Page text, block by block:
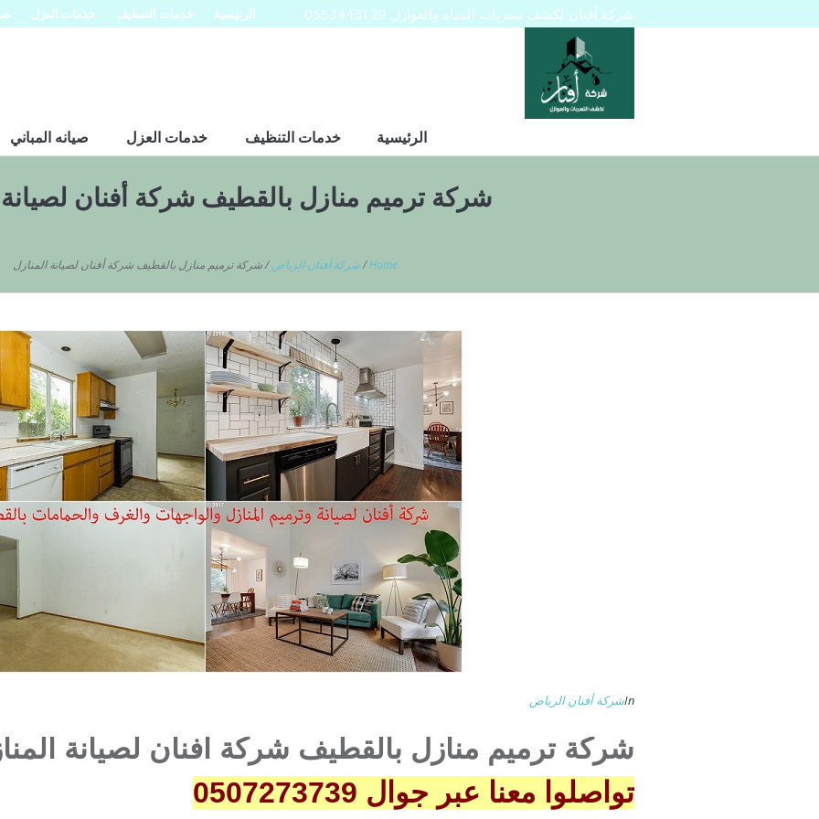
الرئيسية خدمات التنظيف خدمات العزل شركة أفنان لكشف تسربات المياه والعوازل 0553445129
الرئيسية خدمات التنظيف خدمات العزل صيانه المباني
شركة ترميم منازل بالقطيف شركة أفنان لصيانة
Home
/شركة أفنان الرياض /شركة ترميم منازل بالقطيف شركة أفنان لصيانة المنازل
Inشركة أفنان الرياض
شركة ترميم منازل بالقطيف شركة أفنان لصيانة
تواصلوا معنا عبر جوال 0507273739